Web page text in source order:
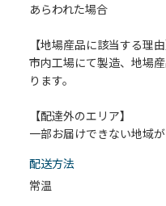
あらわれた場合
【地場産品に該当する理由
市内工場にて製造、地場
ります。
【配達外のエリア】
一部お届けできない地域が
配送⽅法
常温